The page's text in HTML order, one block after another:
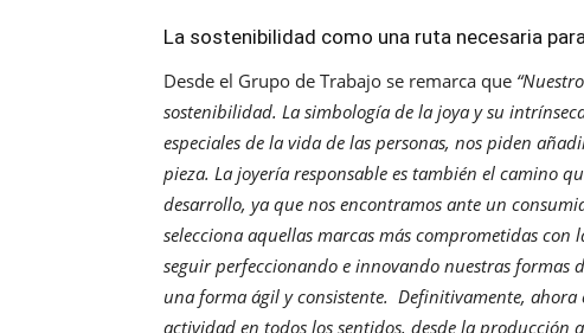
La sostenibilidad como una ruta necesaria
Desde el Grupo de Trabajo se remarca que
sostenibilidad. La simbología de la joya y su
especiales de la vida de las personas, nos piden
pieza. La joyería responsable es también el camino
desarrollo, ya que nos encontramos ante un
selecciona aquellas marcas más comprometidas
seguir perfeccionando e innovando nuestras formas
una forma ágil y consistente. Definitivamente, ahora
actividad en todos los sentidos, desde la producción